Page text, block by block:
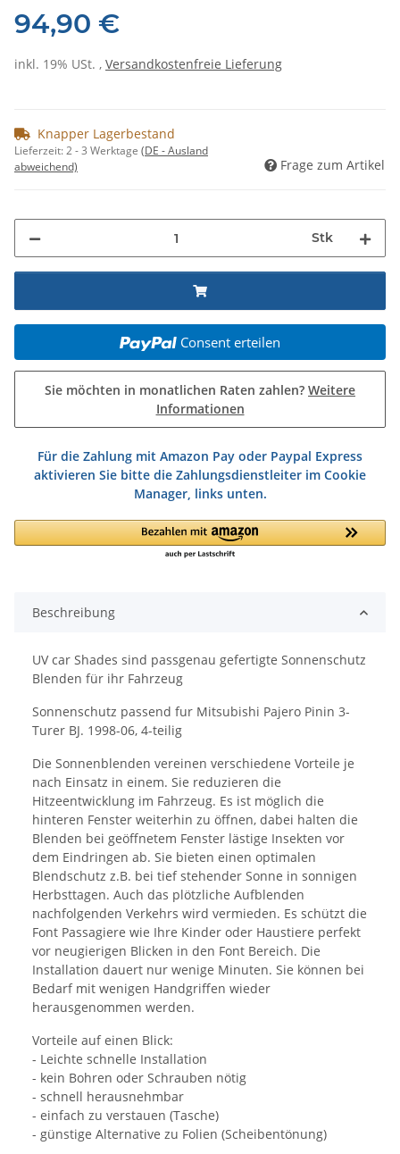
94,90 €
inkl. 19% USt. , Versandkostenfreie Lieferung
Knapper Lagerbestand
Lieferzeit:2 - 3 Werktage (DE - Ausland
abweichend)
Frage zum Artikel
Stk
Consent erteilen
Sie möchten in monatlichen Raten zahlen? Weitere
Informationen
Für die Zahlung mit Amazon Pay oder Paypal Express
aktivieren Sie bitte die Zahlungsdienstleiter im Cookie
Manager, links unten.
Beschreibung
UV car Shades sind passgenau gefertigte Sonnenschutz
Blenden für ihr Fahrzeug
Sonnenschutz passend fur Mitsubishi Pajero Pinin 3-
Turer BJ. 1998-06, 4-teilig
Die Sonnenblenden vereinen verschiedene Vorteile je
nach Einsatz in einem. Sie reduzieren die
Hitzeentwicklung im Fahrzeug. Es ist möglich die
hinteren Fenster weiterhin zu öffnen, dabei halten die
Blenden bei geöffnetem Fenster lästige Insekten vor
dem Eindringen ab. Sie bieten einen optimalen
Blendschutz z.B. bei tief stehender Sonne in sonnigen
Herbsttagen. Auch das plötzliche Aufblenden
nachfolgenden Verkehrs wird vermieden. Es schützt die
Font Passagiere wie Ihre Kinder oder Haustiere perfekt
vor neugierigen Blicken in den Font Bereich. Die
Installation dauert nur wenige Minuten. Sie können bei
Bedarf mit wenigen Handgriffen wieder
herausgenommen werden.
Vorteile auf einen Blick:
- Leichte schnelle Installation
- kein Bohren oder Schrauben nötig
- schnell herausnehmbar
- einfach zu verstauen (Tasche)
- günstige Alternative zu Folien (Scheibentönung)